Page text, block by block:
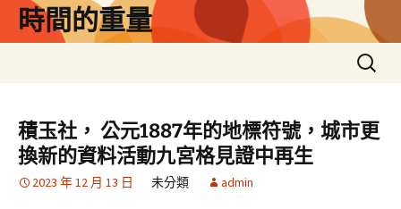
時間的重量
搜
尋
鍵
字:
積玉社， 公元1887年的地標符號，城市更
換新的資料活動九宮格見證中再生
2023 年 12 月 13 日 未分類 admin